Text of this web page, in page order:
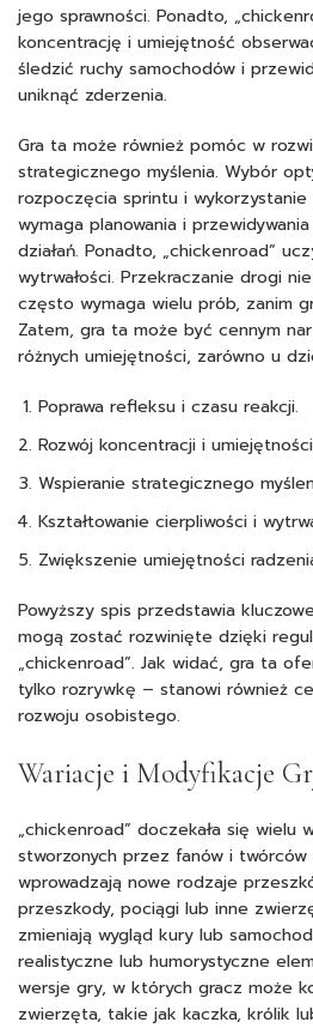
jego sprawności. Ponadto,
koncentrację i umiejętność
śledzić ruchy samochodów i
uniknąć zderzenia.
Gra ta może również pomóc w
strategicznego myślenia. Wybór
rozpoczęcia sprintu i
wymaga planowania i
działań. Ponadto, „chickenroad”
wytrwałości. Przekraczanie drogi
często wymaga wielu prób, zanim
Zatem, gra ta może być cennym
różnych umiejętności, zarówno u
Poprawa refleksu i czasu reakcji.
Rozwój koncentracji i
Wspieranie strategicznego
Kształtowanie cierpliwości i
Zwiększenie umiejętności
Powyższy spis przedstawia
mogą zostać rozwinięte dzięki
„chickenroad”. Jak widać, gra ta
tylko rozrywkę – stanowi również
rozwoju osobistego.
Wariacje i Modyfikacje
„chickenroad” doczekała się wielu
stworzonych przez fanów i
wprowadzają nowe rodzaje
przeszkody, pociągi lub inne
zmieniają wygląd kury lub
realistyczne lub humorystyczne
wersje gry, w których gracz może
zwierzęta, takie jak kaczka, królik